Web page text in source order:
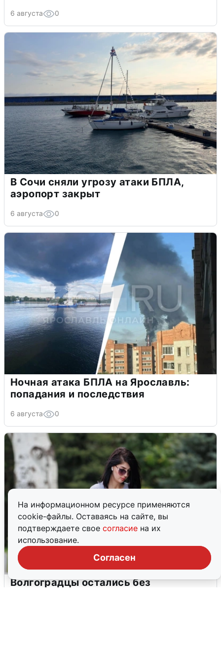
На информационном ресурсе применяются
cookie-файлы. Оставаясь на сайте, вы
подтверждаете свое согласие на их
использование.
Согласен
6 августа 0
В Сочи сняли угрозу атаки БПЛА,
аэропорт закрыт
6 августа 0
Ночная атака БПЛА на Ярославль:
попадания и последствия
6 августа 0
Волгоградцы остались без